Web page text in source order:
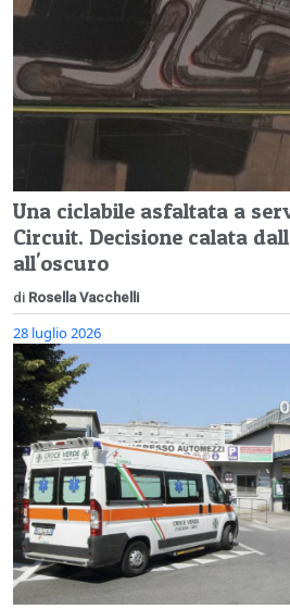
Una ciclabile asfaltata a
Circuit. Decisione calata
all'oscuro
di Rosella Vacchelli
28 luglio 2026